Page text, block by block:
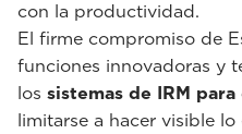
con la productividad.
El firme compromiso de
funciones innovadoras y
los sistemas de IRM
limitarse a hacer visible lo